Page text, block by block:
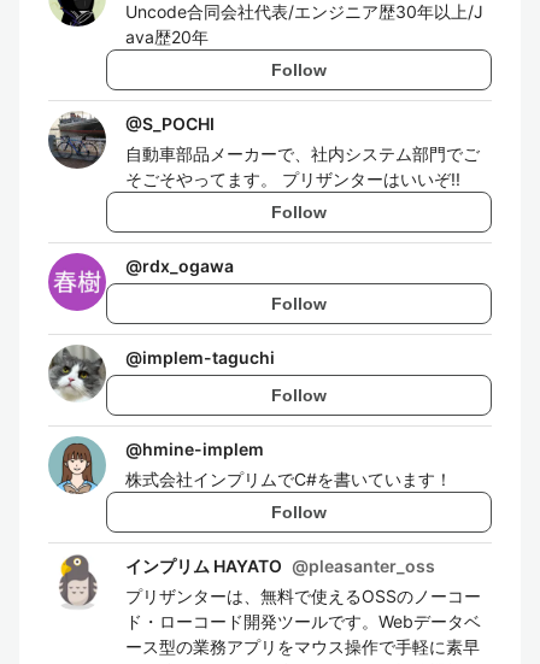
Uncode合同会社代表/エンジニア歴30年以上/J
ava歴20年
Follow
@S_POCHI
自動車部品メーカーで、社内システム部門でご
そごそやってます。 プリザンターはいいぞ!!
Follow
@rdx_ogawa
Follow
@implem-taguchi
Follow
@hmine-implem
株式会社インプリムでC#を書いています！
Follow
インプリム HAYATO @pleasanter_oss
プリザンターは、無料で使えるOSSのノーコー
ド・ローコード開発ツールです。Webデータベ
ース型の業務アプリをマウス操作で手軽に素早